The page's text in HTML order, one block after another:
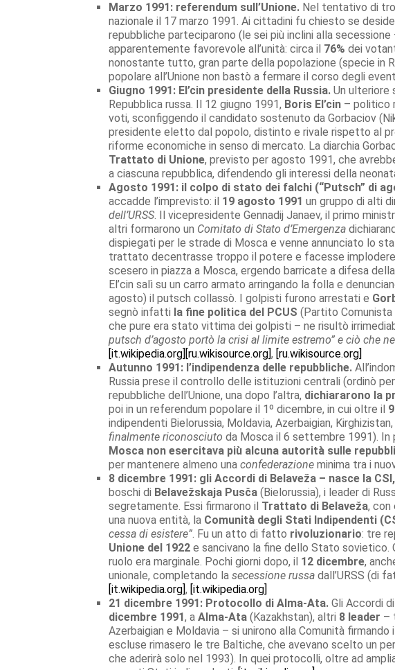
Marzo 1991: referendum sull’Unione. Nel tentativo di
nazionale il 17 marzo 1991. Ai cittadini fu chiesto se
repubbliche parteciparono (le sei più inclini alla
apparentemente favorevole all’unità: circa il 76% dei
nonostante tutto, gran parte della popolazione (specie in
popolare all’Unione non bastò a fermare il corso degli
Giugno 1991: El’cin presidente della Russia. Un ulteriore
Repubblica russa. Il 12 giugno 1991, Boris El’cin – politico
voti, sconfiggendo il candidato sostenuto da Gorbaciov
presidente eletto dal popolo, distinto e rivale rispetto al
riforme economiche in senso di mercato. La diarchia
Trattato di Unione, previsto per agosto 1991, che
a ciascuna repubblica, difendendo gli interessi della
Agosto 1991: il colpo di stato dei falchi (“Putsch” di
accadde l’imprevisto: il 19 agosto 1991 un gruppo di alti
dell’URSS. Il vicepresidente Gennadij Janaev, il primo
altri formarono un Comitato di Stato d’Emergenza
dispiegati per le strade di Mosca e venne annunciato lo
trattato decentrasse troppo il potere e facesse implodere
scesero in piazza a Mosca, ergendo barricate a difesa della
El’cin salì su un carro armato arringando la folla e
agosto) il putsch collassò. I golpisti furono arrestati e
segnò infatti la fine politica del PCUS (Partito Comunista
che pure era stato vittima dei golpisti – ne risultò
putsch d’agosto portò la crisi al limite estremo” e ciò che
[it.wikipedia.org] [ru.wikisource.org], [ru.wikisource.org]
Autunno 1991: l’indipendenza delle repubbliche.
Russia prese il controllo delle istituzioni centrali (ordinò
repubbliche dell’Unione, una dopo l’altra, dichiararono la
poi in un referendum popolare il 1º dicembre, in cui oltre il
indipendenti Bielorussia, Moldavia, Azerbaigian,
finalmente riconosciuto da Mosca il 6 settembre 1991). In
Mosca non esercitava più alcuna autorità sulle
per mantenere almeno una confederazione minima tra i
8 dicembre 1991: gli Accordi di Belaveža – nasce la
boschi di Belavežskaja Pusča (Bielorussia), i leader di
segretamente. Essi firmarono il Trattato di Belaveža, con
una nuova entità, la Comunità degli Stati Indipendenti
cessa di esistere”. Fu un atto di fatto rivoluzionario: tre
Unione del 1922 e sancivano la fine dello Stato sovietico.
ruolo era marginale. Pochi giorni dopo, il 12 dicembre,
unionale, completando la secessione russa dall’URSS (di
[it.wikipedia.org], [it.wikipedia.org]
21 dicembre 1991: Protocollo di Alma-Ata. Gli Accordi
dicembre 1991, a Alma-Ata (Kazakhstan), altri 8 leader –
Azerbaigian e Moldavia – si unirono alla Comunità firmando i
escluse rimasero le tre Baltiche, che avevano scelto un
che aderirà solo nel 1993). In quei protocolli, oltre ad